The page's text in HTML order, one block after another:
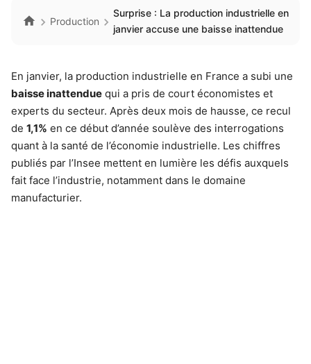
Production
Surprise : La production industrielle en
janvier accuse une baisse inattendue
En janvier, la production industrielle en France a subi une
baisse inattendue qui a pris de court économistes et
experts du secteur. Après deux mois de hausse, ce recul
de 1,1% en ce début d’année soulève des interrogations
quant à la santé de l’économie industrielle. Les chiffres
publiés par l’Insee mettent en lumière les défis auxquels
fait face l’industrie, notamment dans le domaine
manufacturier.